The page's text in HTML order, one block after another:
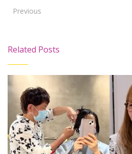
Previous
Related Posts